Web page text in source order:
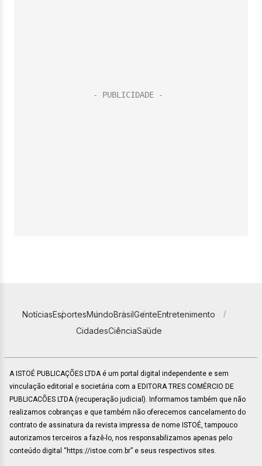
NotíciasEsportesMundoBrasilGenteEntretenimento
CidadesCiênciaSaúde
A ISTOÉ PUBLICAÇÕES LTDA é um portal digital independente e sem
vinculação editorial e societária com a EDITORA TRES COMÉRCIO DE
PUBLICACÕES LTDA (recuperação judicial). Informamos também que não
realizamos cobranças e que também não oferecemos cancelamento do
contrato de assinatura da revista impressa de nome ISTOÉ, tampouco
autorizamos terceiros a fazê-lo, nos responsabilizamos apenas pelo
conteúdo digital “https://istoe.com.br” e seus respectivos sites.